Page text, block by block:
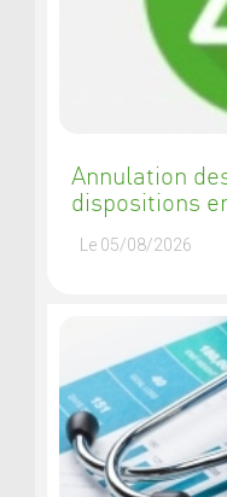
Annulation
dispositions
Le 05/08/2026